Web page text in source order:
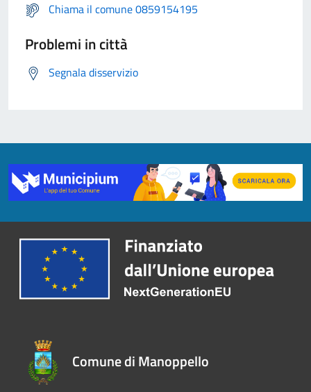
Chiama il comune 0859154195
Problemi in città
Segnala disservizio
Comune di Manoppello